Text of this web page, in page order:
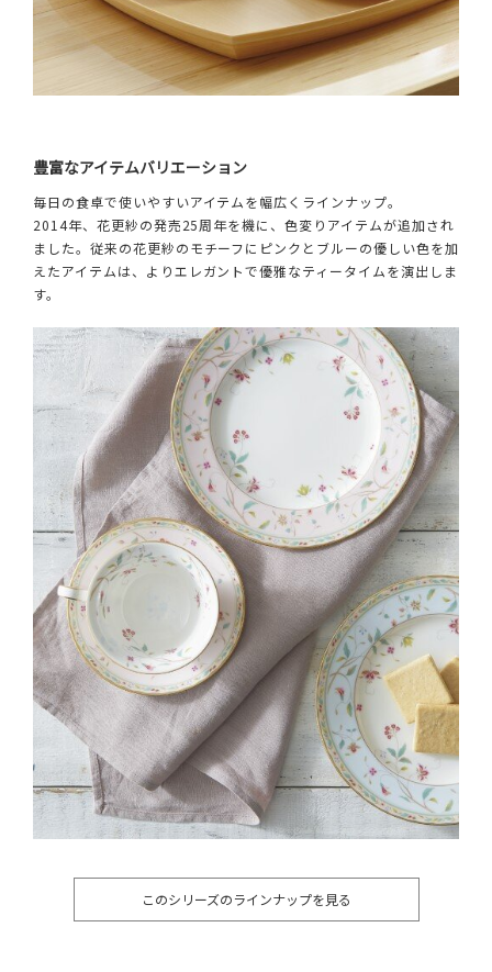
豊富なアイテムバリエーション
毎日の食卓で使いやすいアイテムを幅広くラインナップ。
2014年、花更紗の発売25周年を機に、色変りアイテムが追加され
ました。従来の花更紗のモチーフにピンクとブルーの優しい色を加
えたアイテムは、よりエレガントで優雅なティータイムを演出しま
す。
このシリーズのラインナップを見る